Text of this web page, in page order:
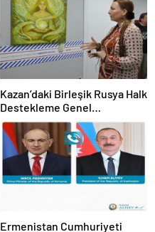
Kazan’daki Birleşik Rusya Halk
Destekleme Genel
Merkezi’nde felsefi
resimlerden oluşan bir sergi
açıldı
Ermenistan Cumhuriyeti